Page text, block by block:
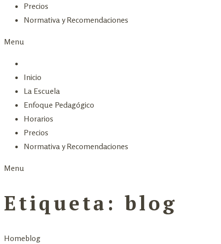
Precios
Normativa y Recomendaciones
Menu
Inicio
La Escuela
Enfoque Pedagógico
Horarios
Precios
Normativa y Recomendaciones
Menu
Etiqueta: blog
Homeblog